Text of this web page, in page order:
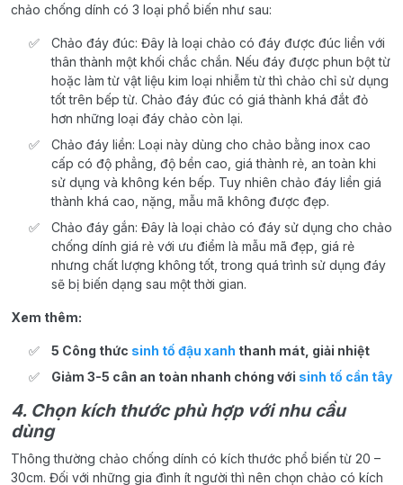
chảo chống dính có 3 loại phổ biến như sau:
Chảo đáy đúc: Đây là loại chảo có đáy được đúc liền với
thân thành một khối chắc chắn. Nếu đáy được phun bột từ
hoặc làm từ vật liệu kim loại nhiễm từ thì chảo chỉ sử dụng
tốt trên bếp từ. Chảo đáy đúc có giá thành khá đắt đỏ
hơn những loại đáy chảo còn lại.
Chảo đáy liền: Loại này dùng cho chảo bằng inox cao
cấp có độ phẳng, độ bền cao, giá thành rẻ, an toàn khi
sử dụng và không kén bếp. Tuy nhiên chảo đáy liền giá
thành khá cao, nặng, mẫu mã không được đẹp.
Chảo đáy gắn: Đây là loại chảo có đáy sử dụng cho chảo
chống dính giá rẻ với ưu điểm là mẫu mã đẹp, giá rẻ
nhưng chất lượng không tốt, trong quá trình sử dụng đáy
sẽ bị biến dạng sau một thời gian.
Xem thêm:
5 Công thức sinh tố đậu xanh thanh mát, giải nhiệt
Giảm 3-5 cân an toàn nhanh chóng với sinh tố cần tây
4. Chọn kích thước phù hợp với nhu cầu
dùng
Thông thường chảo chống dính có kích thước phổ biến từ 20 –
30cm. Đối với những gia đình ít người thì nên chọn chảo có kích